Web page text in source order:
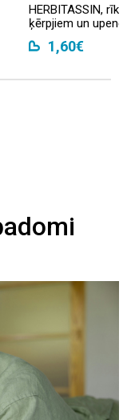
HERBITASSIN,
ķērpjiem un
1,60€